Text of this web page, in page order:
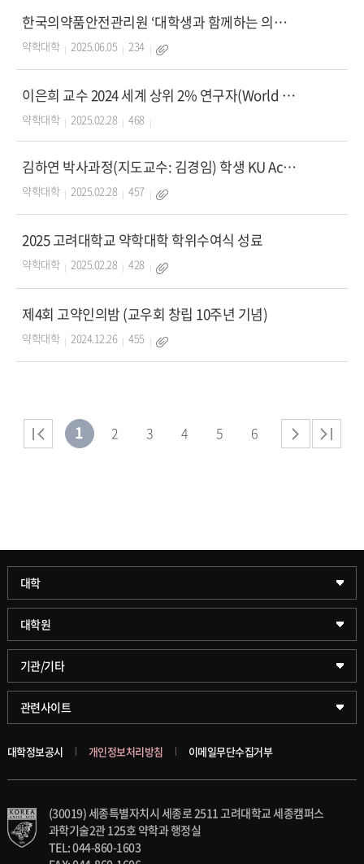
한국의약품안전관리원 ‘대학생과 함께하는 의약품 안전 세미나’ 개최 안내
약학대학 2025.06.05 234
이은희 교수 2024 세계 상위 2% 연구자(World TOP 2% Scientists L
약학대학 2025.02.28 468
김하연 박사과정(지도교수: 김경임) 학생 KU Achievement Award 수상
약학대학 2025.02.28 457
2025 고려대학교 약학대학 학위수여식 성료
약학대학 2025.02.28 428
제4회 고약인의밤 (교우회 창립 10주년 기념)
약학대학 2024.12.26 455
1 2 3 4 5 6
대학
과학기술대학
약학대학
글로벌비즈니스대학
스마트도시학부
대학원
일반대학원
문화스포츠대학원
창업경영대학원
융합과학대학원
가속기과학과(일반대학원)
기관/기타
학술정보원(도서관)
학술정보팀
국제교류교육원
대학일자리플러스센터
관련사이트
KUPID
블랙보드
의료원
대학정보공시 개인정보처리방침 이메일무단수집거부
(30019) 세종특별자치시 세종로 2511 고려대학교 세종캠퍼스
과학기술2관 125호 약학과 행정실
TEL: 044-860-1603